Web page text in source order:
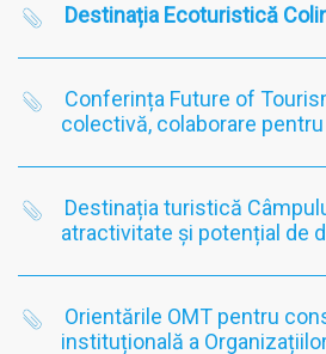
Destinația Ecoturistică
Conferința Future of
colectivă, colaborare
Destinația turistică
atractivitate și potențial de
Orientările OMT pentru
instituțională a